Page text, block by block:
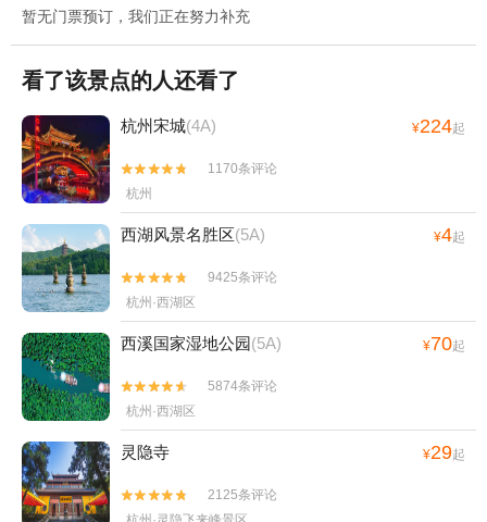
暂无门票预订，我们正在努力补充
看了该景点的人还看了
杭州宋城(4A) ¥224起


1170条评论
杭州
西湖风景名胜区(5A) ¥4起


9425条评论
杭州·西湖区
西溪国家湿地公园(5A) ¥70起


5874条评论
杭州·西湖区
灵隐寺 ¥29起


2125条评论